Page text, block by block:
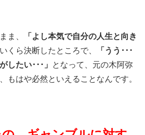
ま、
「よし本気で自分の人生と向き
くら決断したところで、
「うう･･･
したい･･･」
となって、元の木阿弥
もはや必然といえることなんです。